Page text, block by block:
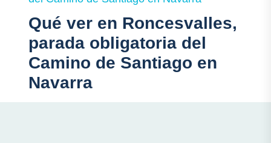
Qué ver en Roncesvalles,
parada obligatoria del
Camino de Santiago en
Navarra